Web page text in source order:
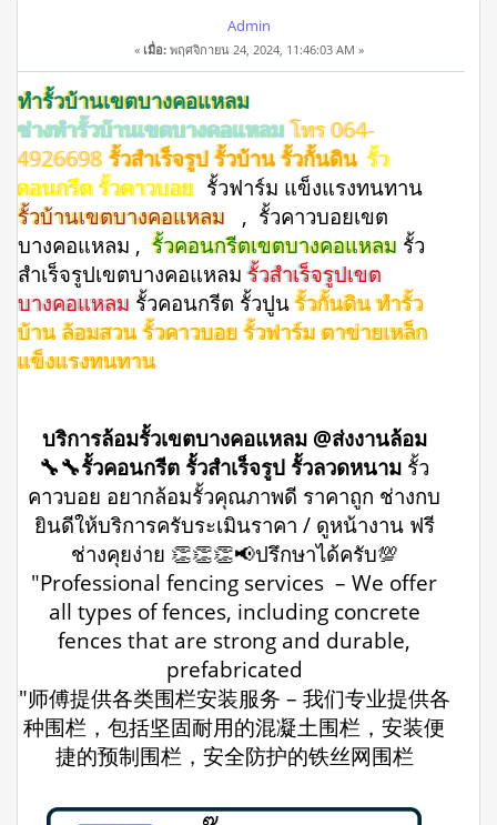
โทร 064-4926698 รั้วสำเร็จรูป รั้วบ้าน (อ่าน 10260 ครั้ง)
Admin
« เมื่อ:พฤศจิกายน 24, 2024, 11:46:03 AM »
ทำรั้วบ้านเขตบางคอแหลม
ช่างทำรั้วบ้านเขตบางคอแหลมโทร 064-
4926698 รั้วสำเร็จรูป รั้วบ้าน รั้วกั้นดิน รั้ว
คอนกรีต รั้วคาวบอย รั้วฟาร์ม แข็งแรงทนทาน
รั้วบ้านเขตบางคอแหลม
, รั้วคาวบอยเขต
บางคอแหลม , รั้วคอนกรีตเขตบางคอแหลม รั้ว
สําเร็จรูปเขตบางคอแหลม รั้วสำเร็จรูปเขต
บางคอแหลม รั้วคอนกรีต รั้วปูน รั้วกั้นดิน ทำรั้ว
บ้าน ล้อมสวน รั้วคาวบอย รั้วฟาร์ม ตาข่ายเหล็ก
แข็งแรงทนทาน
บริการล้อมรั้วเขตบางคอแหลม @ส่งงานล้อม
🔧🔧รั้วคอนกรีต รั้วสำเร็จรูป รั้วลวดหนาม รั้ว
คาวบอย อยากล้อมรั้วคุณภาพดี ราคาถูก ช่างกบ
ยินดีให้บริการครับระเมินราคา / ดูหน้างาน ฟรี
ช่างคุยง่าย 👏👏👏📢ปรึกษาได้ครับ💯
"Professional fencing services – We offer
all types of fences, including concrete
fences that are strong and durable,
prefabricated
"师傅提供各类围栏安装服务 – 我们专业提供各
种围栏，包括坚固耐用的混凝土围栏，安装便
捷的预制围栏，安全防护的铁丝网围栏